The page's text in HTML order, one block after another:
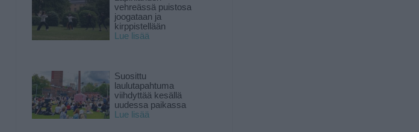
vehreässä puistosa
joogataan ja
kirppistellään
Lue lisää
Suosittu
laulutapahtuma
viihdyttää kesällä
uudessa paikassa
Lue lisää